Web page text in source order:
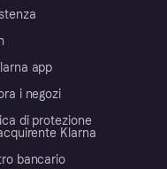
app
i negozi
di protezione
Klarna
bancario